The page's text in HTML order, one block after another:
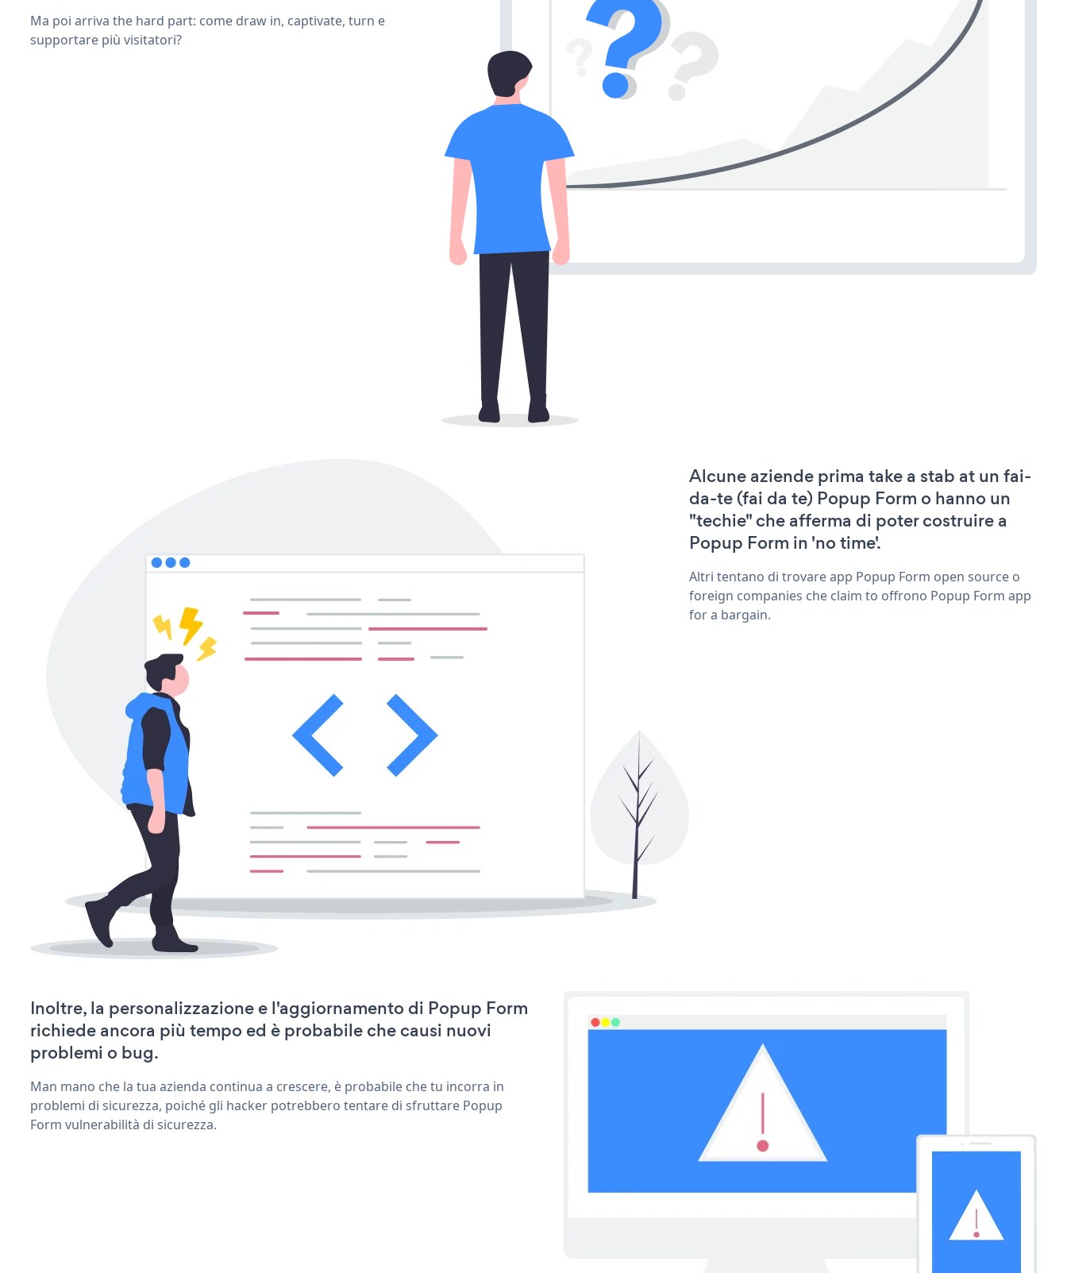
Ma poi arriva the hard part: come draw in, captivate, turn e
supportare più visitatori?
Alcune aziende prima take a stab at un fai-
da-te (fai da te) Popup Form o hanno un
"techie" che afferma di poter costruire a
Popup Form in 'no time'.
Altri tentano di trovare app Popup Form open source o
foreign companies che claim to offrono Popup Form app
for a bargain.
Inoltre, la personalizzazione e l'aggiornamento di Popup Form
richiede ancora più tempo ed è probabile che causi nuovi
problemi o bug.
Man mano che la tua azienda continua a crescere, è probabile che tu incorra in
problemi di sicurezza, poiché gli hacker potrebbero tentare di sfruttare Popup
Form vulnerabilità di sicurezza.